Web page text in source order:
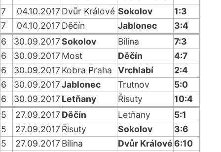
7
04.10.2017 Dvůr Králové Sokolov
1:3
7
04.10.2017 Děčín Jablonec
3:4
6
30.09.2017Sokolov Bílina
7:3
6
30.09.2017 Most Děčín
4:7
6
30.09.2017 Kobra Praha Vrchlabí
2:4
6
30.09.2017Jablonec Trutnov
5:0
6
30.09.2017 Letňany Řisuty
10:4
5
27.09.2017 Děčín Letňany
5:1
5
27.09.2017 Řisuty Sokolov
3:6
5
27.09.2017 Bílina Dvůr Králové6:10